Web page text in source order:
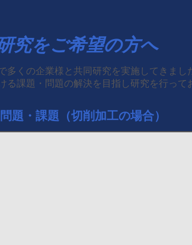
究をご希望の方へ
多くの企業様と共同研究を実施してきまし
る課題・問題の解決を目指し研究を行って
題・課題（切削加工の場合）